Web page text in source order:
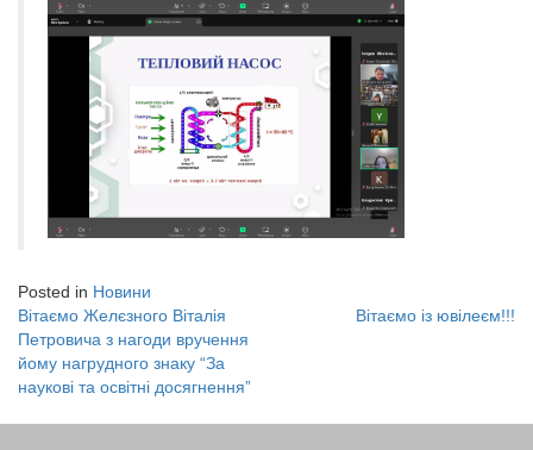
Posted in Новини
Навігація
записів
Вітаємо Желєзного Віталія
Петровича з нагоди вручення
йому нагрудного знаку “За
наукові та освітні досягнення”
Вітаємо із ювілеєм!!!